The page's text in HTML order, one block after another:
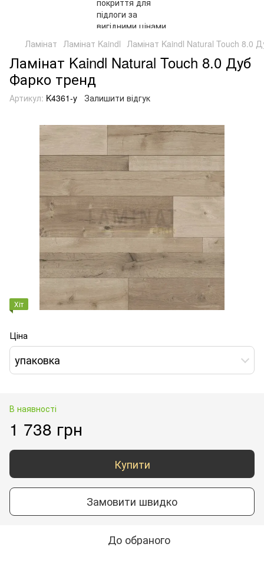
Ламінат Ламінат Kaindl Ламінат Kaindl Natural Touch 8.0
Ламінат Kaindl Natural Touch 8.0 Дуб
Фарко тренд
Артикул: K4361-y Залишити відгук
Хіт
Ціна
упаковка
В наявності
1 738 грн
Купити
Замовити швидко
До обраного